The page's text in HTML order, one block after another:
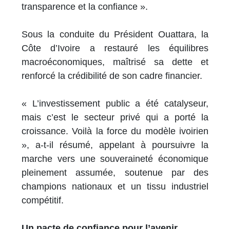
transparence et la confiance ».
Sous la conduite du Président Ouattara, la
Côte d’Ivoire a restauré les équilibres
macroéconomiques, maîtrisé sa dette et
renforcé la crédibilité de son cadre financier.
« L’investissement public a été catalyseur,
mais c’est le secteur privé qui a porté la
croissance. Voilà la force du modèle ivoirien
», a-t-il résumé, appelant à poursuivre la
marche vers une souveraineté économique
pleinement assumée, soutenue par des
champions nationaux et un tissu industriel
compétitif.